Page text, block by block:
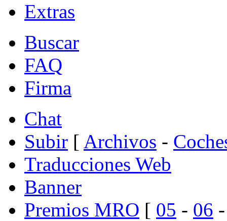
Extras
Buscar
FAQ
Firma
Chat
Subir [ Archivos -
Traducciones Web
Banner
Premios MRO [ 05 - 06